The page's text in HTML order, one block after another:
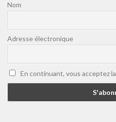
Nom
Adresse électronique
En continuant, vous acceptez